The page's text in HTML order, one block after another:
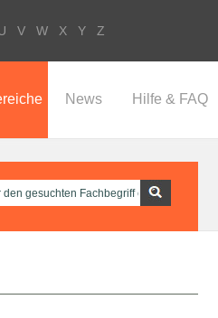
V W X Y Z
News Hilfe & FAQ